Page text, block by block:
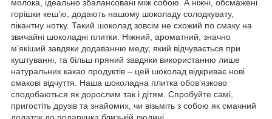
молока, ідеально збалансовані між собою. А ніжні, обсмажені
горішки кеш’ю, додають нашому шоколаду солодкувату,
пікантну нотку. Такий шоколад зовсім не схожий по смаку на
звичайні шоколадні плитки. Ніжний, ароматний, значно
м’якіший завдяки додаванню меду, який відчувається при
куштуванні, та більш пряний завдяки використанню лише
натуральних какао продуктів – цей шоколад відкриває нові
смакові відчуття. Наша шоколадна плитка обов’язково
сподобаються як дорослим так і дітям. Спробуйте самі,
пригостіть друзів та знайомих, чи візьміть з собою як смачний
додаток до подарунка близькій людині.